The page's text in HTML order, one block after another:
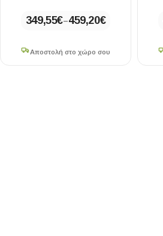
349,55€–459,20€
Αποστολή στο χώρο σου